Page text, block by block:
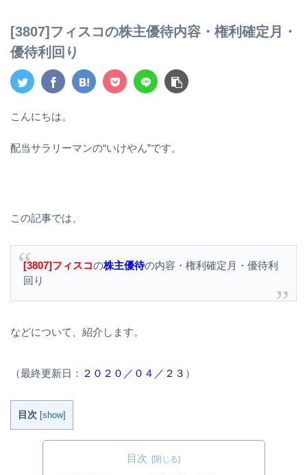
[3807]フィスコの株主優待内容・権利確定月・
優待利回り
こんにちは。
配当サラリーマンの“いけやん”です。
この記事では、
[3807]フィスコの株主優待の内容・権利確定月・優待利
回り
などについて、紹介します。
（最終更新日： ２０２０／０４／２３ ）
目次 [show]
目次